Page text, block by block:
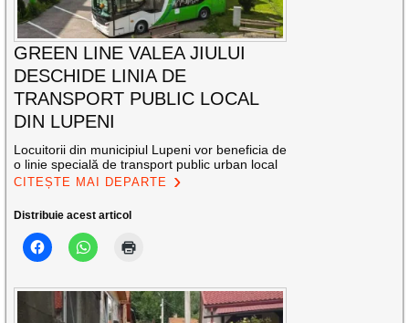
GREEN LINE VALEA JIULUI
DESCHIDE LINIA DE
TRANSPORT PUBLIC LOCAL
DIN LUPENI
Locuitorii din municipiul Lupeni vor beneficia de
o linie specială de transport public urban local
CITEȘTE MAI DEPARTE
Distribuie acest articol